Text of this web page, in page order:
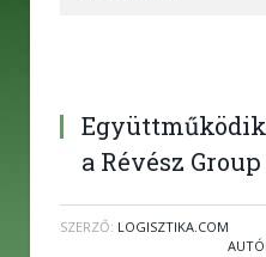
a Révész Group
SZERZŐ: LOGISZTIKA.COM